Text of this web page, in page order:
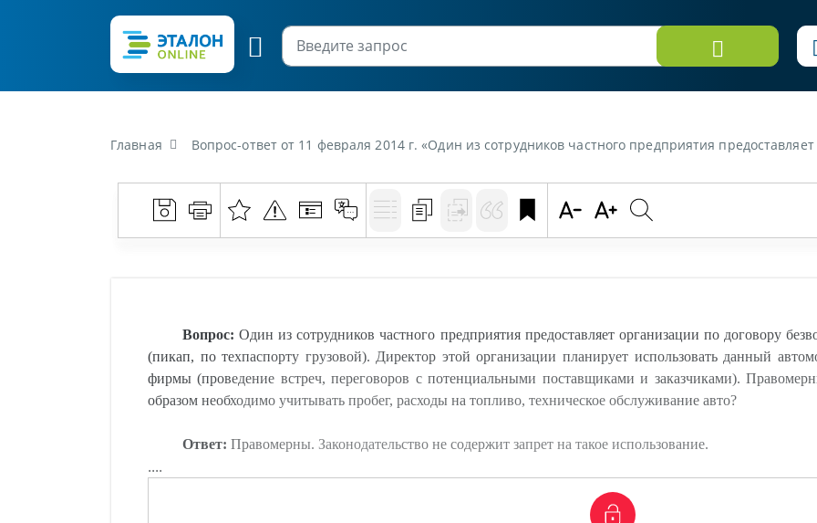
Главная Вопрос-ответ от 11 февраля 2014 г. «Один из сотрудников частного предприятия предоставляет организации по договору безвозмездного пользования свой автомобиль (пикап, по техпаспорту грузовой). Директор этой организации планирует использовать данный автомобиль для разъездов по городу по делам фирмы (проведение встреч, переговоров с потенциальными
Вопрос: Один из сотрудников частного предприятия предоставляет организации по договору
(пикап, по техпаспорту грузовой). Директор этой организации планирует использовать данный
фирмы (проведение встреч, переговоров с потенциальными поставщиками и заказчиками).
образом необходимо учитывать пробег, расходы на топливо, техническое обслуживание авто?
Ответ: Правомерны. Законодательство не содержит запрет на такое использование.
....